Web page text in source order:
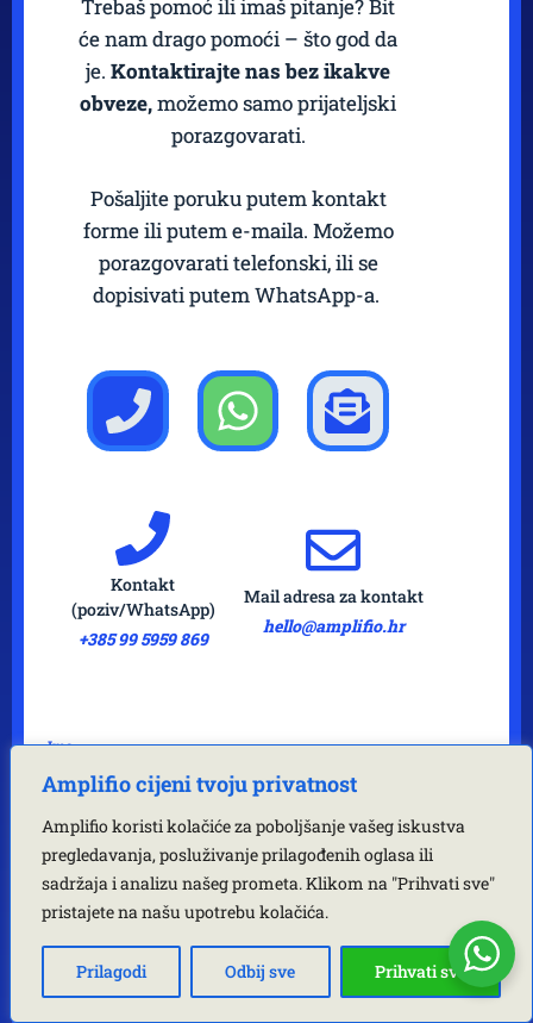
Amplifio cijeni tvoju privatnost
Amplifio koristi kolačiće za poboljšanje vašeg iskustva
pregledavanja, posluživanje prilagođenih oglasa ili
sadržaja i analizu našeg prometa. Klikom na "Prihvati sve"
pristajete na našu upotrebu kolačića.
Prilagodi Odbij sve Prihvati sve
Trebaš pomoć ili imaš pitanje? Bit
će nam drago pomoći – što god da
je. Kontaktirajte nas bez ikakve
obveze,možemo samo prijateljski
porazgovarati.
Pošaljite poruku putem kontakt
forme ili putem e-maila. Možemo
porazgovarati telefonski, ili se
dopisivati putem WhatsApp-a.
Kontakt
(poziv/WhatsApp)
+385 99 5959 869
Mail adresa za kontakt
hello@amplifio.hr
Ime
Nije obavezno
E-mail
Ime vaše tvrtke